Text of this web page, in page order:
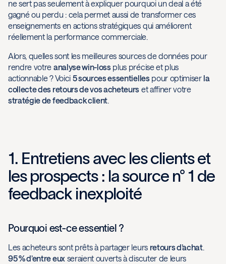
ne sert pas seulement à expliquer pourquoi un deal a été
gagné ou perdu : cela permet aussi de transformer ces
enseignements en actions stratégiques qui améliorent
réellement la performance commerciale.
Alors, quelles sont les meilleures sources de données pour
rendre votre analyse win-lossplus précise et plus
actionnable ? Voici 5 sources essentiellespour optimiser la
collecte des retours de vos acheteurs et affiner votre
stratégie de feedback client.
1. Entretiens avec les clients et
les prospects : la source n° 1 de
feedback inexploité
Pourquoi est-ce essentiel ?
Les acheteurs sont prêts à partager leurs retours d’achat.
95 % d’entre euxseraient ouverts à discuter de leurs